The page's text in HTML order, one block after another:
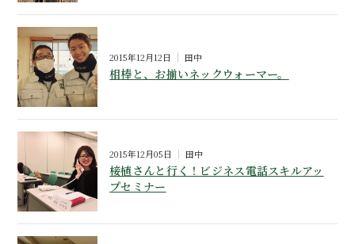
2015年12月12日 田中
相棒と、お揃いネックウォーマー。
2015年12月05日 田中
椄植さんと行く！ビジネス電話スキルアッ
プセミナー